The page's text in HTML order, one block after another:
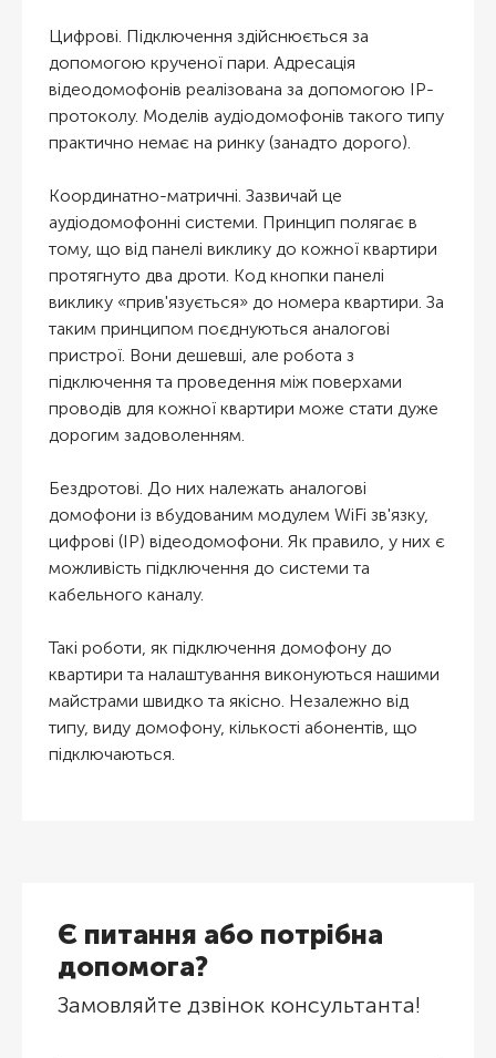
Цифрові. Підключення здійснюється за
допомогою крученої пари. Адресація
відеодомофонів реалізована за допомогою IP-
протоколу. Моделів аудіодомофонів такого типу
практично немає на ринку (занадто дорого).
Координатно-матричні. Зазвичай це
аудіодомофонні системи. Принцип полягає в
тому, що від панелі виклику до кожної квартири
протягнуто два дроти. Код кнопки панелі
виклику «прив'язується» до номера квартири. За
таким принципом поєднуються аналогові
пристрої. Вони дешевші, але робота з
підключення та проведення між поверхами
проводів для кожної квартири може стати дуже
дорогим задоволенням.
Бездротові. До них належать аналогові
домофони із вбудованим модулем WiFi зв'язку,
цифрові (IP) відеодомофони. Як правило, у них є
можливість підключення до системи та
кабельного каналу.
Такі роботи, як підключення домофону до
квартири та налаштування виконуються нашими
майстрами швидко та якісно. Незалежно від
типу, виду домофону, кількості абонентів, що
підключаються.
Є питання або потрібна
допомога?
Замовляйте дзвінок консультанта!